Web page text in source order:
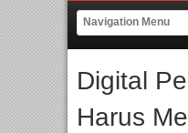
Gerbang Inovasi dan
Perpaduan Warisan Dan
Jakarta dengan Ribuan
Digital
Harus